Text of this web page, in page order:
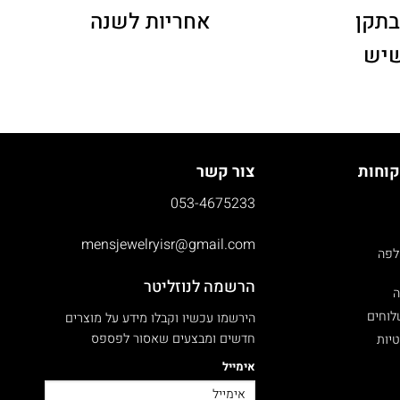
אחריות לשנה
צור קשר
053-4675233
mensjewelryisr@gmail.com
הרשמה לנוזליטר
הירשמו עכשיו וקבלו מידע על מוצרים
חדשים ומבצעים שאסור לפספס
אימייל